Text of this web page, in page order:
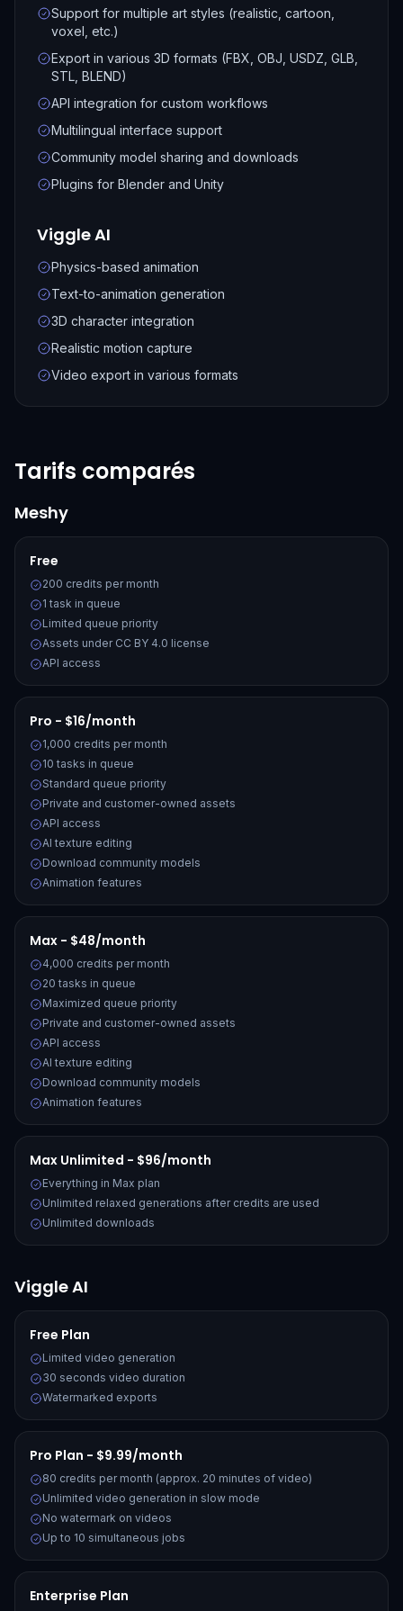
Support for multiple art styles (realistic, cartoon,
voxel, etc.)
Export in various 3D formats (FBX, OBJ, USDZ, GLB,
STL, BLEND)
API integration for custom workflows
Multilingual interface support
Community model sharing and downloads
Plugins for Blender and Unity
Viggle AI
Physics-based animation
Text-to-animation generation
3D character integration
Realistic motion capture
Video export in various formats
Tarifs comparés
Meshy
Free
200 credits per month
1 task in queue
Limited queue priority
Assets under CC BY 4.0 license
API access
Pro - $16/month
1,000 credits per month
10 tasks in queue
Standard queue priority
Private and customer-owned assets
API access
AI texture editing
Download community models
Animation features
Max - $48/month
4,000 credits per month
20 tasks in queue
Maximized queue priority
Private and customer-owned assets
API access
AI texture editing
Download community models
Animation features
Max Unlimited - $96/month
Everything in Max plan
Unlimited relaxed generations after credits are used
Unlimited downloads
Viggle AI
Free Plan
Limited video generation
30 seconds video duration
Watermarked exports
Pro Plan - $9.99/month
80 credits per month (approx. 20 minutes of video)
Unlimited video generation in slow mode
No watermark on videos
Up to 10 simultaneous jobs
Enterprise Plan